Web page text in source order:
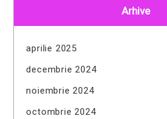
Arhive
aprilie 2025
decembrie 2024
noiembrie 2024
octombrie 2024